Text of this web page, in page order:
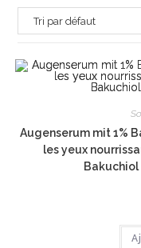
Augenserum mit 1%
les yeux